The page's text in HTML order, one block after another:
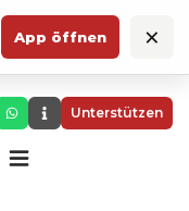
App öffnen ×
Unterstützen